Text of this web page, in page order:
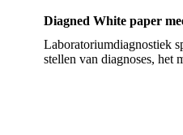
Diagned White paper
Laboratoriumdiagnostiek
stellen van diagnoses, het